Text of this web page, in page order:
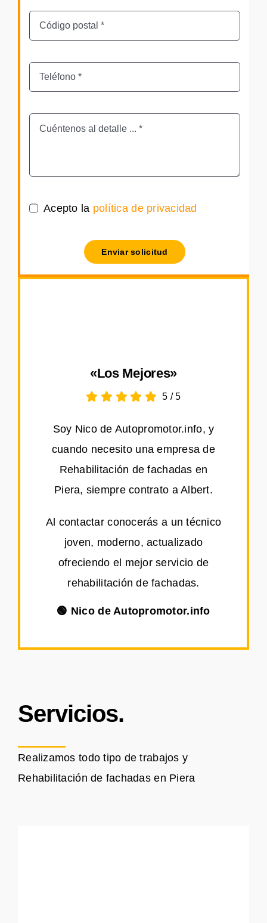
Acepto la política de privacidad
Enviar solicitud
«Los Mejores»
5 /5
Soy Nico de Autopromotor.info, y
cuando necesito una empresa de
Rehabilitación de fachadas en
Piera, siempre contrato a Albert.
Al contactar conocerás a un técnico
joven, moderno, actualizado
ofreciendo el mejor servicio de
rehabilitación de fachadas.
🟢 Nico de Autopromotor.info
Servicios.
Realizamos todo tipo de trabajos y
Rehabilitación de fachadas en Piera